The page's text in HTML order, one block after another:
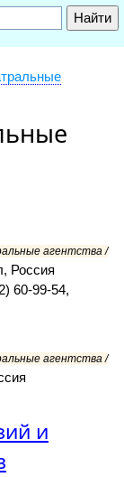
агентства /
Россия
60-99-54,
агентства /
и